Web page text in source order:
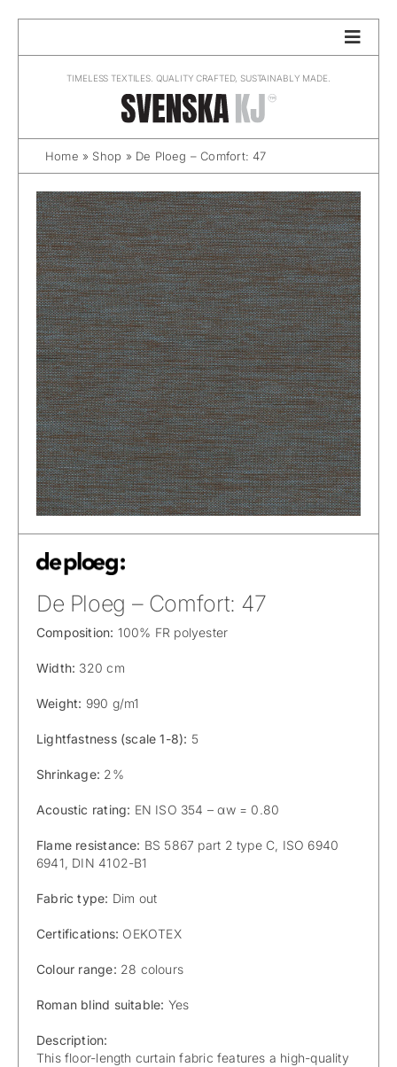
TIMELESS TEXTILES. QUALITY CRAFTED, SUSTAINABLY MADE.
Home » Shop » De Ploeg – Comfort: 47
De Ploeg – Comfort: 47
Composition: 100% FR polyester
Width: 320 cm
Weight: 990 g/m1
Lightfastness (scale 1-8): 5
Shrinkage: 2%
Acoustic rating: EN ISO 354 – αw = 0.80
Flame resistance: BS 5867 part 2 type C, ISO 6940
6941, DIN 4102-B1
Fabric type: Dim out
Certifications: OEKOTEX
Colour range: 28 colours
Roman blind suitable: Yes
Description:
This floor-length curtain fabric features a high-quality